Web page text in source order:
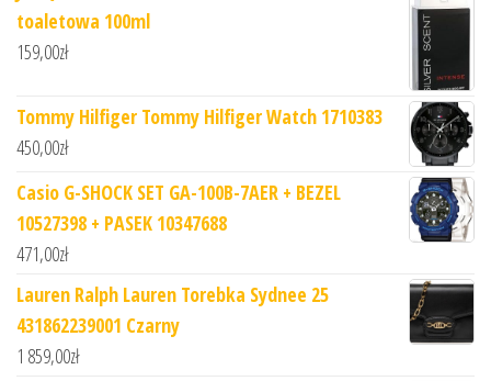
toaletowa 100ml
159,00zł
Tommy Hilfiger Tommy Hilfiger Watch 1710383
450,00zł
Casio G-SHOCK SET GA-100B-7AER + BEZEL
10527398 + PASEK 10347688
471,00zł
Lauren Ralph Lauren Torebka Sydnee 25
431862239001 Czarny
1 859,00zł